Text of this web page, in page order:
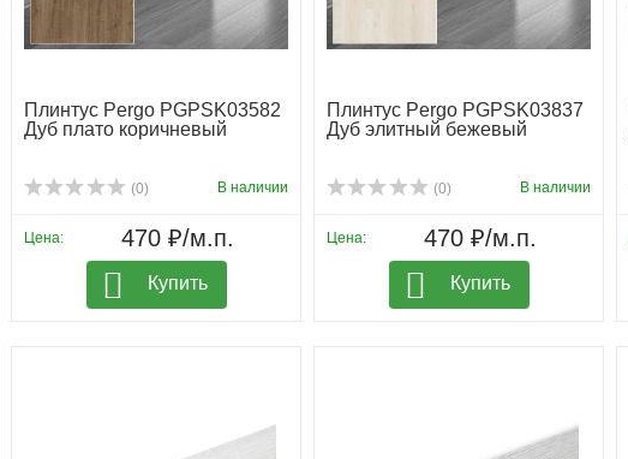
Плинтус Pergo PGPSK03582
Дуб плато коричневый
(0) В наличии
Цена: 470 ₽/м.п.
Купить
Плинтус Pergo PGPSK03837
Дуб элитный бежевый
(0) В наличии
Цена: 470 ₽/м.п.
Купить